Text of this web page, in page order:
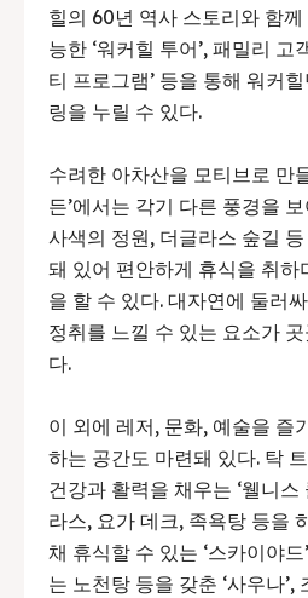
힐의 60년 역사 스토리와 함
능한 ‘워커힐 투어’, 패밀리 고
티 프로그램’ 등을 통해 워커
링을 누릴 수 있다.
수려한 아차산을 모티브로 만
든’에서는 각기 다른 풍경을
사색의 정원, 더글라스 숲길
돼 있어 편안하게 휴식을 취하
을 할 수 있다. 대자연에 둘러
정취를 느낄 수 있는 요소가
다.
이 외에 레저, 문화, 예술을 즐
하는 공간도 마련돼 있다. 탁
건강과 활력을 채우는 ‘웰니스
라스, 요가 데크, 족욕탕 등을
채 휴식할 수 있는 ‘스카이야
는 노천탕 등을 갖춘 ‘사우나’,